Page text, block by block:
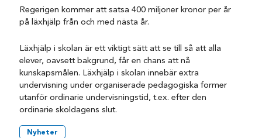
Regerigen kommer att satsa 400 miljoner kronor per år
på läxhjälp från och med nästa år.
Läxhjälp i skolan är ett viktigt sätt att se till så att alla
elever, oavsett bakgrund, får en chans att nå
kunskapsmålen. Läxhjälp i skolan innebär extra
undervisning under organiserade pedagogiska former
utanför ordinarie undervisningstid, t.ex. efter den
ordinarie skoldagens slut.
Nyheter